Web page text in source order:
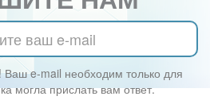
e-mail необходим только для
могла прислать вам ответ.